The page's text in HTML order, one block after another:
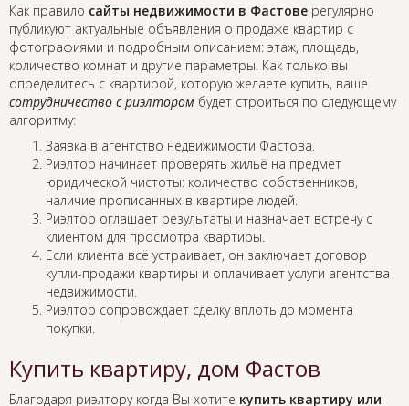
Как правило сайты недвижимости в Фастове регулярно
публикуют актуальные объявления о продаже квартир с
фотографиями и подробным описанием: этаж, площадь,
количество комнат и другие параметры. Как только вы
определитесь с квартирой, которую желаете купить, ваше
сотрудничество с риэлтором будет строиться по следующему
алгоритму:
Заявка в агентство недвижимости Фастова.
Риэлтор начинает проверять жильё на предмет
юридической чистоты: количество собственников,
наличие прописанных в квартире людей.
Риэлтор оглашает результаты и назначает встречу с
клиентом для просмотра квартиры.
Если клиента всё устраивает, он заключает договор
купли-продажи квартиры и оплачивает услуги агентства
недвижимости.
Риэлтор сопровождает сделку вплоть до момента
покупки.
Купить квартиру, дом Фастов
Благодаря риэлтору когда Вы хотите купить квартиру или